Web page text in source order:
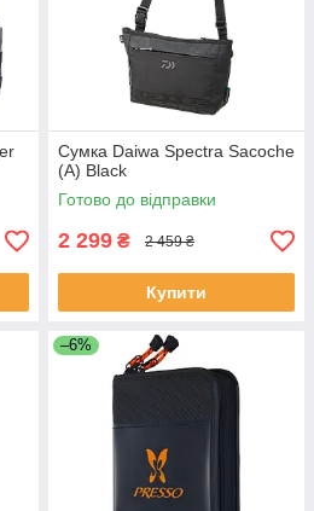
Сумка Daiwa Spectra Sacoche
(A) Black
Готово до відправки
2 299 ₴ 2 459 ₴
Купити
–6%